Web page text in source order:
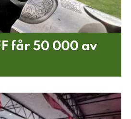
får 50 000 av